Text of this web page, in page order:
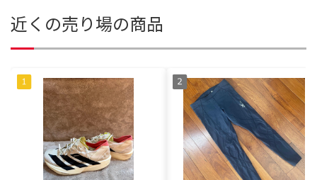
近くの売り場の商品